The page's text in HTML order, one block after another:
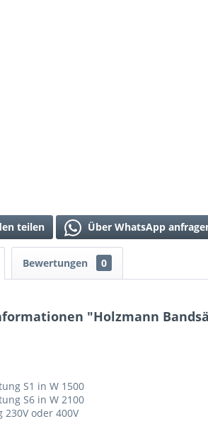
teilen Über WhatsApp
Bewertungen 0
"Holzmann
S1 in W 1500
S6 in W 2100
230V oder 400V